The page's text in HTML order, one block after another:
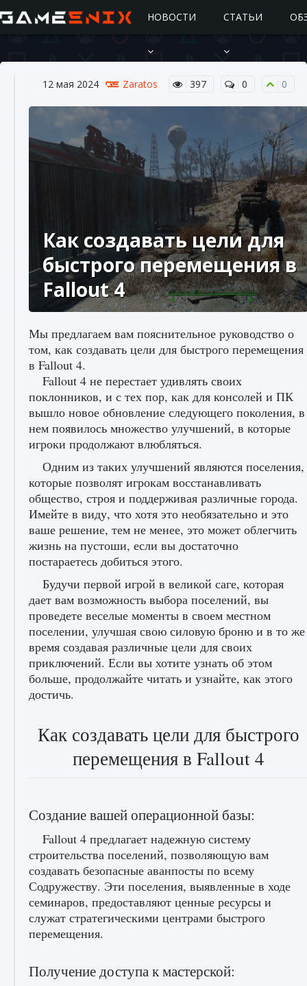
НОВОСТИ СТАТЬИ
Подробное руководство по получению
10 августа 2024 2 685 0 1
Как исправить ошибку Palworld «Идет
сохранение мира — Невозможно начать
сохранение данных мира»
9 августа 2024 2 511 0 0
Как заработать медали лиги Clash of Clans
9 августа 2024 2 599 0 1
лицензии, лиги, команды и стадионы в EA
FC 25
9 августа 2024 2 395 0 2
Как исправить ошибку Palworld EPalworld
«Идет сохранение мира — Невозможно
начать сохранение данных мира»
12 мая 2024 Zaratos 397 0 0
Как создавать цели для
быстрого перемещения в
Fallout 4
Мы предлагаем вам пояснительное руководство о
том, как создавать цели для быстрого перемещения
в Fallout 4.
Fallout 4 не перестает удивлять своих
поклонников, и с тех пор, как для консолей и ПК
вышло новое обновление следующего поколения, в
нем появилось множество улучшений, в которые
игроки продолжают влюбляться.
Одним из таких улучшений являются поселения,
которые позволят игрокам восстанавливать
общество, строя и поддерживая различные города.
Имейте в виду, что хотя это необязательно и это
ваше решение, тем не менее, это может облегчить
жизнь на пустоши, если вы достаточно
постараетесь добиться этого.
Будучи первой игрой в великой саге, которая
дает вам возможность выбора поселений, вы
проведете веселые моменты в своем местном
поселении, улучшая свою силовую броню и в то же
время создавая различные цели для своих
приключений. Если вы хотите узнать об этом
больше, продолжайте читать и узнайте, как этого
достичь.
Как создавать цели для быстрого
перемещения в Fallout 4
Создание вашей операционной базы:
Fallout 4 предлагает надежную систему
строительства поселений, позволяющую вам
создавать безопасные аванпосты по всему
Содружеству. Эти поселения, выявленные в ходе
семинаров, предоставляют ценные ресурсы и
служат стратегическими центрами быстрого
перемещения.
Получение доступа к мастерской: